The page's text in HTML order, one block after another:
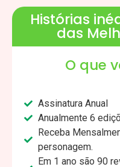
Histórias
das
O que
Assinatura Anual
Anualmente 6
Receba
personagem.
Em 1 ano são 90